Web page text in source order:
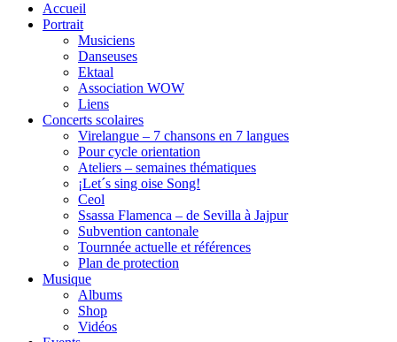
Accueil
Portrait
Musiciens
Danseuses
Ektaal
Association WOW
Liens
Concerts scolaires
Virelangue – 7 chansons en 7 langues
Pour cycle orientation
Ateliers – semaines thématiques
¡Let´s sing oise Song!
Ceol
Ssassa Flamenca – de Sevilla à Jajpur
Subvention cantonale
Tournnée actuelle et références
Plan de protection
Musique
Albums
Shop
Vidéos